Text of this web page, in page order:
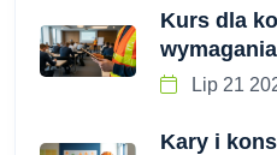
Kurs dla
Lip 21
Kary i